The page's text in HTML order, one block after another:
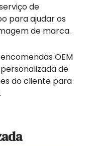
de
para ajudar os
de marca.
OEM
de
do cliente para